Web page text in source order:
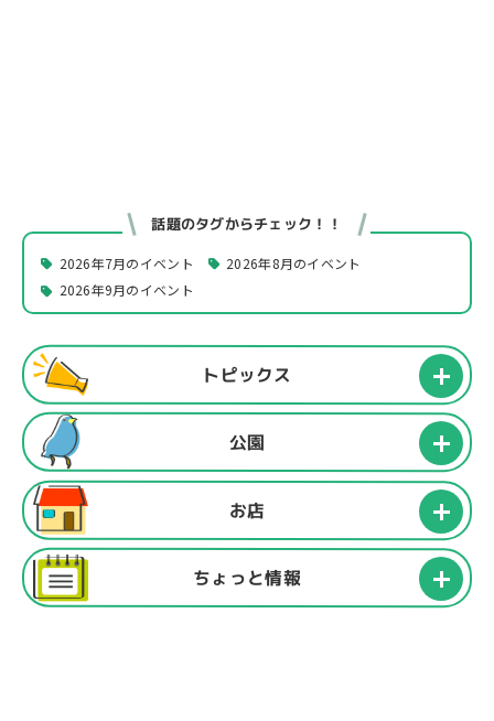
話題のタグからチェック！！
2026年7月のイベント
2026年8月のイベント
2026年9月のイベント
トピックス
公園
お店
ちょっと情報